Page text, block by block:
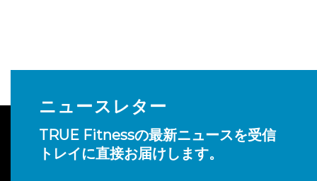
ニュースレター
TRUE Fitnessの最新ニュースを受信
トレイに直接お届けします。